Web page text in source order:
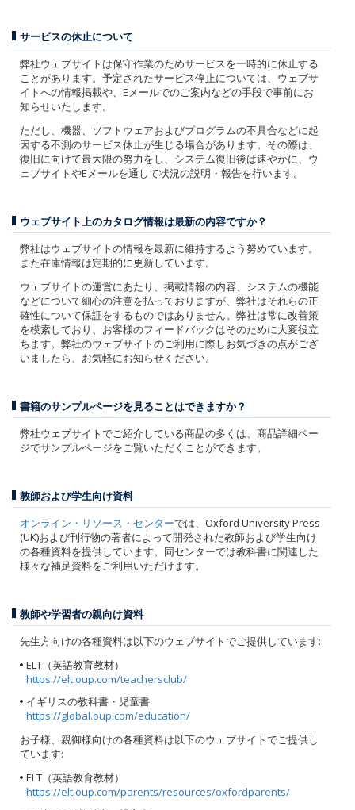
サービスの休止について
弊社ウェブサイトは保守作業のためサービスを一時的に休止する
ことがあります。予定されたサービス停止については、ウェブサ
イトへの情報掲載や、Eメールでのご案内などの手段で事前にお
知らせいたします。
ただし、機器、ソフトウェアおよびプログラムの不具合などに起
因する不測のサービス休止が生じる場合があります。その際は、
復旧に向けて最大限の努力をし、システム復旧後は速やかに、ウ
ェブサイトやEメールを通して状況の説明・報告を行います。
ウェブサイト上のカタログ情報は最新の内容ですか？
弊社はウェブサイトの情報を最新に維持するよう努めています。
また在庫情報は定期的に更新しています。
ウェブサイトの運営にあたり、掲載情報の内容、システムの機能
などについて細心の注意を払っておりますが、弊社はそれらの正
確性について保証をするものではありません。弊社は常に改善策
を模索しており、お客様のフィードバックはそのために大変役立
ちます。弊社のウェブサイトのご利用に際しお気づきの点がござ
いましたら、お気軽にお知らせください。
書籍のサンプルページを見ることはできますか？
弊社ウェブサイトでご紹介している商品の多くは、商品詳細ペー
ジでサンプルページをご覧いただくことができます。
教師および学生向け資料
オンライン・リソース・センターでは、Oxford University Press
(UK)および刊行物の著者によって開発された教師および学生向け
の各種資料を提供しています。同センターでは教科書に関連した
様々な補足資料をご利用いただけます。
教師や学習者の親向け資料
先生方向けの各種資料は以下のウェブサイトでご提供しています:
ELT（英語教育教材）
https://elt.oup.com/teachersclub/
イギリスの教科書・児童書
https://global.oup.com/education/
お子様、親御様向けの各種資料は以下のウェブサイトでご提供し
ています:
ELT（英語教育教材）
https://elt.oup.com/parents/resources/oxfordparents/